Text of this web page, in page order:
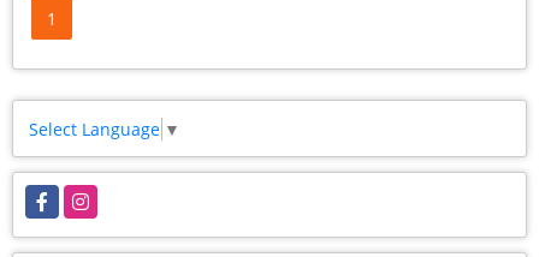
1
Select Language ▼
FacebookInstagram